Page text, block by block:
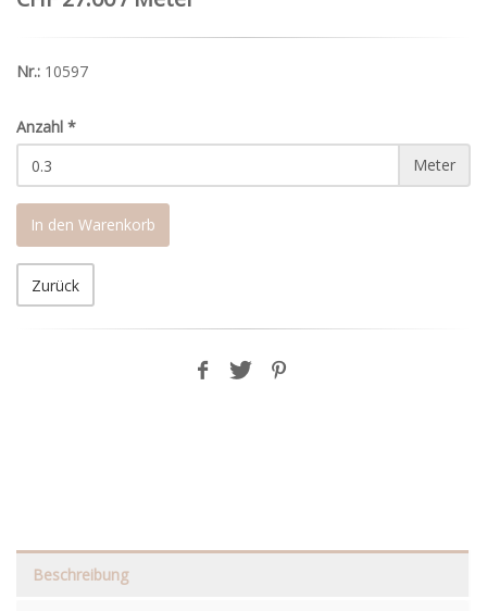
Nr.: 10597
Anzahl *
Meter
In den Warenkorb
Zurück
Beschreibung